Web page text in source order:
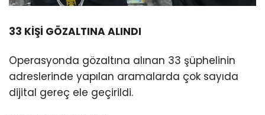
33 KİŞİ GÖZALTINA ALINDI
Operasyonda gözaltına alınan 33 şüphelinin
adreslerinde yapılan aramalarda çok sayıda
dijital gereç ele geçirildi.